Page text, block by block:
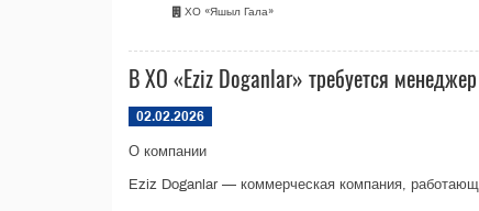
ХО «Яшыл Гала»
В ХО «Eziz Doganlar» требуется
02.02.2026
О компании
Eziz Doganlar — коммерческая компания,